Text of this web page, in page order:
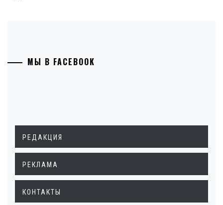
МЫ В FACEBOOK
РЕДАКЦИЯ
РЕКЛАМА
КОНТАКТЫ